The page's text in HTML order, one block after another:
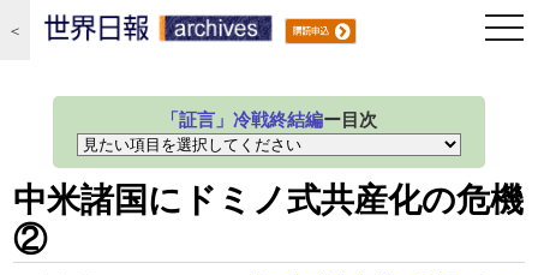
＜
「証言」冷戦終結編ー目次
中米諸国にドミノ式共産化の危機
②